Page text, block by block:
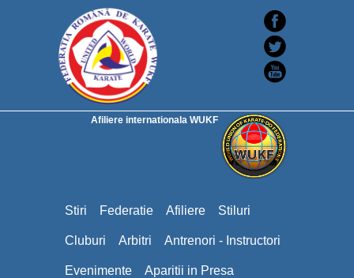
Afiliere internationala WUKF
Stiri Federatie Afiliere Stiluri
Cluburi Arbitri Antrenori - Instructori
Evenimente Aparitii in Presa